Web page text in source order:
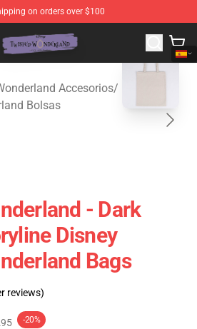
on orders over $100
Store - Official Twisted
Accesorios/
Bolsas
blank template
- Dark
Disney
Bags
reviews)
-20%